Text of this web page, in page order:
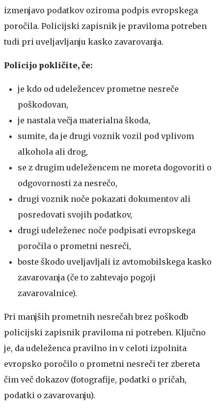
izmenjavo podatkov oziroma podpis evropskega
poročila. Policijski zapisnik je praviloma potreben
tudi pri uveljavljanju kasko zavarovanja.
Policijo pokličite, če:
je kdo od udeležencev prometne nesreče
poškodovan,
je nastala večja materialna škoda,
sumite, da je drugi voznik vozil pod vplivom
alkohola ali drog,
se z drugim udeležencem ne moreta dogovoriti o
odgovornosti za nesrečo,
drugi voznik noče pokazati dokumentov ali
posredovati svojih podatkov,
drugi udeleženec noče podpisati evropskega
poročila o prometni nesreči,
boste škodo uveljavljali iz avtomobilskega kasko
zavarovanja (če to zahtevajo pogoji
zavarovalnice).
Pri manjših prometnih nesrečah brez poškodb
policijski zapisnik praviloma ni potreben. Ključno
je, da udeleženca pravilno in v celoti izpolnita
evropsko poročilo o prometni nesreči ter zbereta
čim več dokazov (fotografije, podatki o pričah,
podatki o zavarovanju).